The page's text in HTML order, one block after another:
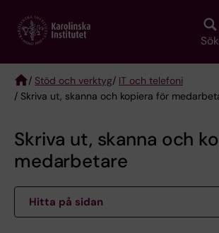
main
Sök
Breadcrumb
/ Stöd och verktyg/ IT och telefoni
/ Skriva ut, skanna och kopiera för
Skriva ut, skanna och
medarbetare
Hitta på sidan